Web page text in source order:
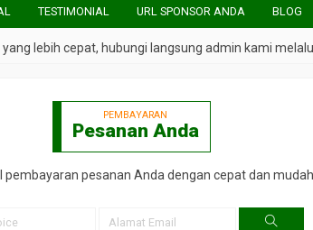
TESTIMONIAL URL SPONSOR ANDA BLOG
lebih cepat, hubungi langsung admin kami melalui
PEMBAYARAN
Pesanan Anda
pembayaran pesanan Anda dengan cepat dan